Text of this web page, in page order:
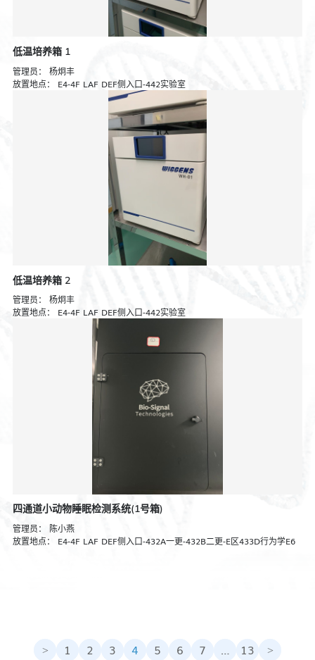
低温培养箱 1
管理员： 杨炯丰
放置地点： E4-4F LAF DEF侧入口-442实验室
低温培养箱 2
管理员： 杨炯丰
放置地点： E4-4F LAF DEF侧入口-442实验室
四通道小动物睡眠检测系统(1号箱)
管理员： 陈小燕
放置地点： E4-4F LAF DEF侧入口-432A一更-432B二更-E区433D行为学E6
< 1 2 3 4 5 6 7 … 13 >